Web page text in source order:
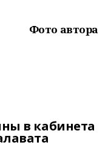
Фото автора
в кабинета